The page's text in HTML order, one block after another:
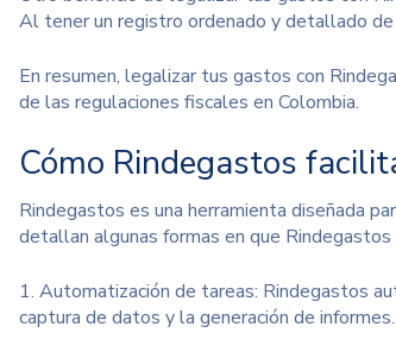
Al tener un registro ordenado y detallado
En resumen, legalizar tus gastos con
de las regulaciones fiscales en Colombia.
Cómo Rindegastos
Rindegastos es una herramienta diseñada
detallan algunas formas en que
1. Automatización de tareas: Rindegastos
captura de datos y la generación de